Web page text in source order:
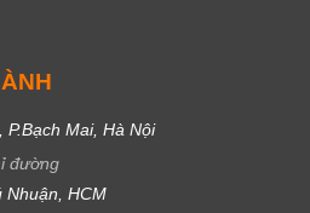
Mai, Hà Nội
đường
Nhuận, HCM